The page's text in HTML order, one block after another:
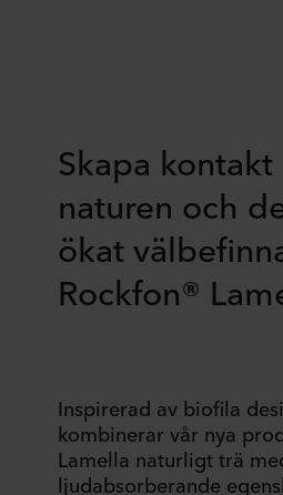
Skapa
naturen och
ökat
Rockfon®
Inspirerad av biofila
kombinerar vår nya
Lamella naturligt trä
ljudabsorberande